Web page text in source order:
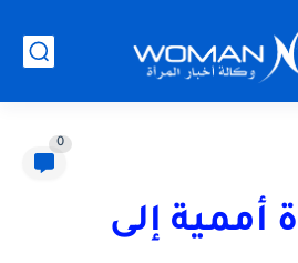
0
أممية إلى